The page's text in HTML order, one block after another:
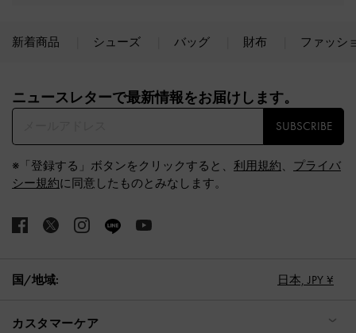
新着商品 シューズ バッグ 財布 ファッシ
ニュースレターで最新情報をお届けします。​
SUBSCRIBE
※「登録する」ボタンをクリックすると、 利用規約、 プライバ
シー規約に同意したものとみなします。
国/地域: 日本, JPY ¥
カスタマーケア